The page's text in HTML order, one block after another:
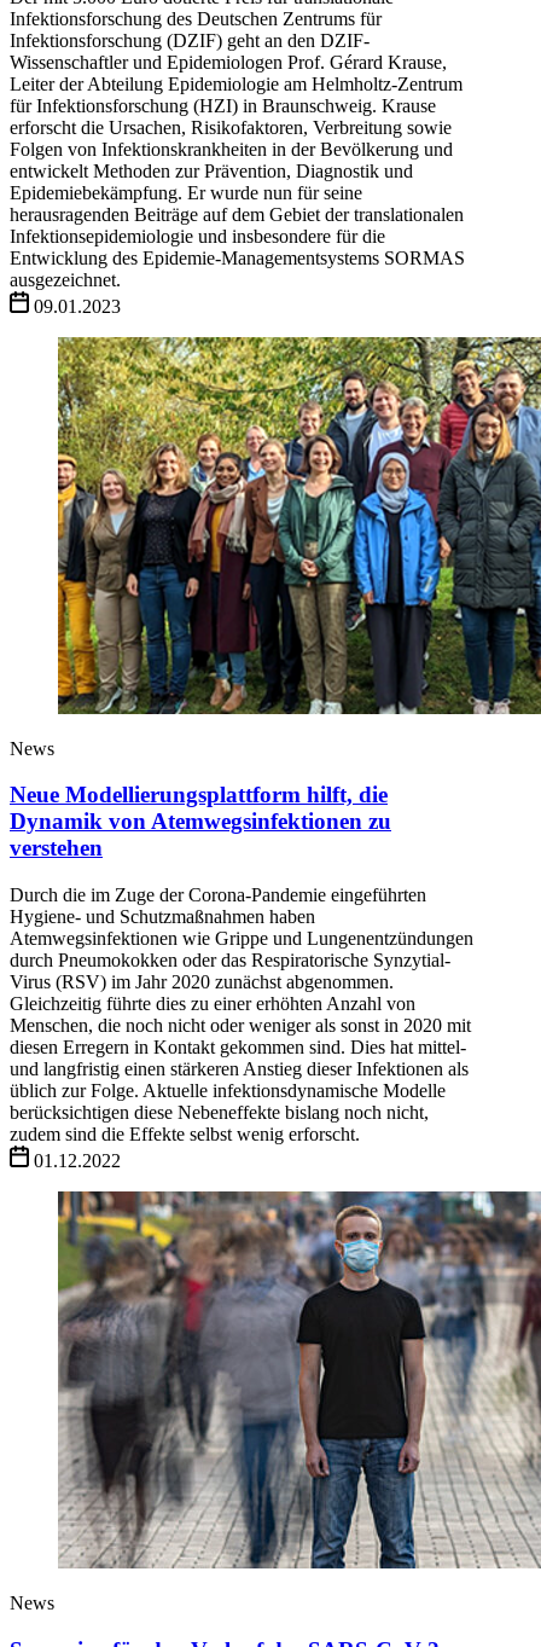
Infektionsforschung des Deutschen Zentrums für
Infektionsforschung (DZIF) geht an den DZIF-
Wissenschaftler und Epidemiologen Prof. Gérard Krause,
Leiter der Abteilung Epidemiologie am Helmholtz-Zentrum
für Infektionsforschung (HZI) in Braunschweig. Krause
erforscht die Ursachen, Risikofaktoren, Verbreitung sowie
Folgen von Infektionskrankheiten in der Bevölkerung und
entwickelt Methoden zur Prävention, Diagnostik und
Epidemiebekämpfung. Er wurde nun für seine
herausragenden Beiträge auf dem Gebiet der translationalen
Infektionsepidemiologie und insbesondere für die
Entwicklung des Epidemie-Managementsystems SORMAS
ausgezeichnet.
09.01.2023
News
Neue Modellierungsplattform hilft, die
Dynamik von Atemwegsinfektionen zu
verstehen
Durch die im Zuge der Corona-Pandemie eingeführten
Hygiene- und Schutzmaßnahmen haben
Atemwegsinfektionen wie Grippe und Lungenentzündungen
durch Pneumokokken oder das Respiratorische Synzytial-
Virus (RSV) im Jahr 2020 zunächst abgenommen.
Gleichzeitig führte dies zu einer erhöhten Anzahl von
Menschen, die noch nicht oder weniger als sonst in 2020 mit
diesen Erregern in Kontakt gekommen sind. Dies hat mittel-
und langfristig einen stärkeren Anstieg dieser Infektionen als
üblich zur Folge. Aktuelle infektionsdynamische Modelle
berücksichtigen diese Nebeneffekte bislang noch nicht,
zudem sind die Effekte selbst wenig erforscht.
01.12.2022
News